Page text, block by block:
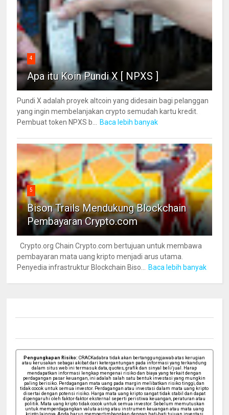
4
Apa itu Koin Pundi X [ NPXS ]
Pundi X adalah proyek altcoin yang didesain bagi pelanggan
yang ingin membelanjakan crypto semudah kartu kredit.
Pembuat token NPXS b...
Baca lebih banyak
5
Bison Trails Mendukung Blockchain
Pembayaran Crypto.com
Crypto.org Chain Crypto.com bertujuan untuk membawa
pembayaran mata uang kripto menjadi arus utama.
Penyedia infrastruktur Blockchain Biso...
Baca lebih banyak
Pengungkapan Risiko: CRACKadabra tidak akan bertanggungjawab atas kerugian
atau kerusakan sebagai akibat dari ketergantungan pada informasi yang terkandung
dalam situs web ini termasuk data, quotes, grafik dan sinyal beli/jual. Harap
mendapatkan informasi lengkap mengenai risiko dan biaya yang terkait dengan
perdagangan pasar keuangan, ini adalah salah satu bentuk investasi yang mungkin
paling berisiko. Perdagangan mata uang pada margin melibatkan risiko tinggi, dan
tidak cocok untuk semua investor. Perdagangan atau investasi dalam mata uang kripto
disertai dengan potensi risiko. Harga mata uang kripto sangat tidak stabil dan dapat
dipengaruhi oleh faktor-faktor eksternal seperti peristiwa keuangan, peraturan atau
politik. Mata uang kripto tidak cocok untuk semua investor. Sebelum memutuskan
untuk memperdagangkan valuta asing atau instrumen keuangan atau mata uang
kripto lainnya, Anda harus mempertimbangkan dengan hati-hati tujuan investasi